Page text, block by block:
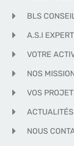
BLS
A.S.I
VOTRE
NOS
VOS
ACTUALITÉS
NOUS